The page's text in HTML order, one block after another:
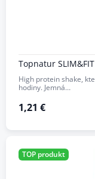
Topnatur
High protein shake,
hodiny. Jemná…
1,21 €
TOP produkt